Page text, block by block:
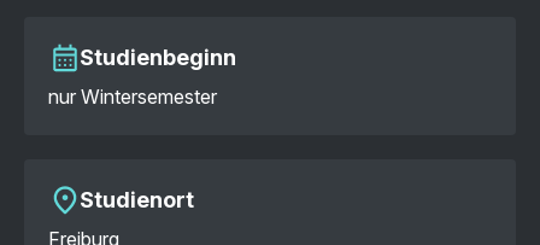
Studienbeginn
nur Wintersemester
Studienort
Freiburg